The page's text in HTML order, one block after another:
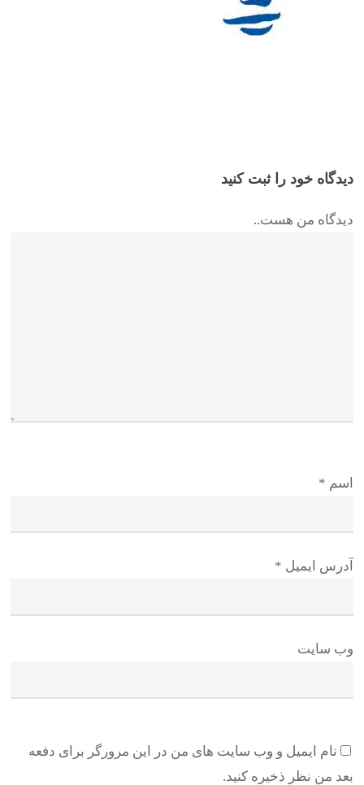
دیدگاه خود را ثبت کنید
دیدگاه من هست..
اسم *
آدرس ایمیل *
وب سایت
نام ایمیل و وب سایت های من در این مرورگر برای دفعه
بعد من نظر ذخیره کنید.